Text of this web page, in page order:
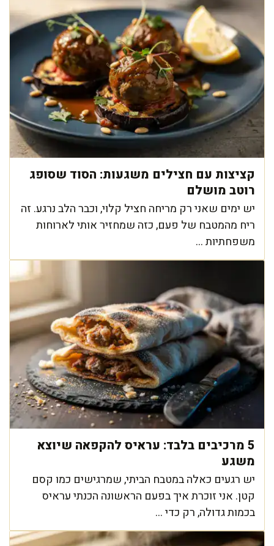
קציצות עם חצילים משגעות: הסוד שסופג
רוטב מושלם
יש ימים שאני רק מריחה חציל קלוי, וכבר הלב נרגע. זה
ריח מהמטבח של פעם, כזה שמחזיר אותי לארוחות
משפחתיות ...
5 מרכיבים בלבד: עראיס להקפאה שיוצא
משגע
יש רגעים כאלה במטבח הביתי, שמרגישים כמו קסם
קטן. אני זוכרת איך בפעם הראשונה הכנתי עראיס
בכמות גדולה, רק כדי ...